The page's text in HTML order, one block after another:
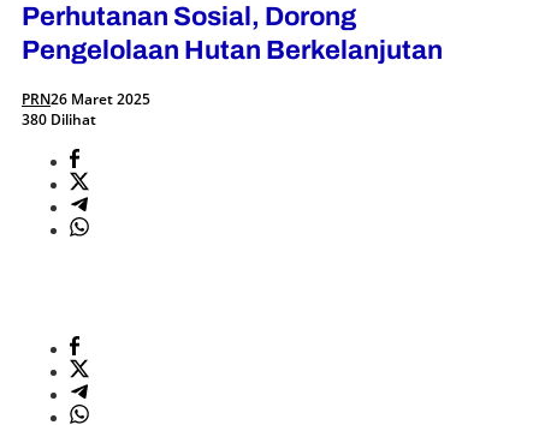
Perhutanan Sosial, Dorong
Pengelolaan Hutan Berkelanjutan
PRN26 Maret 2025
380 Dilihat